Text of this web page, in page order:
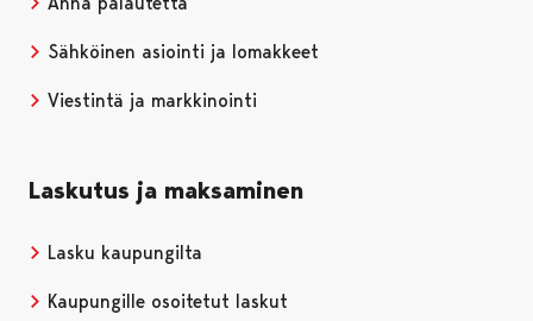
Sähköinen asiointi ja lomakkeet
Viestintä ja markkinointi
Laskutus ja maksaminen
Lasku kaupungilta
Kaupungille osoitetut laskut